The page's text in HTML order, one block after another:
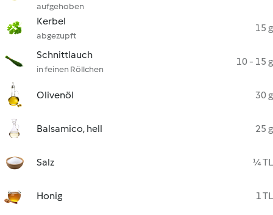
aufgehoben
Kerbel
abgezupft
15 g
Schnittlauch
in feinen Röllchen
10 - 15 g
Olivenöl 30 g
Balsamico, hell 25 g
Salz ¼ TL
Honig 1 TL